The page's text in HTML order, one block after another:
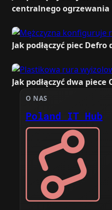
centralnego ogrzewania
Jak podłączyć piec
Jak podłączyć dwa piece
O NAS
Poland IT Hub